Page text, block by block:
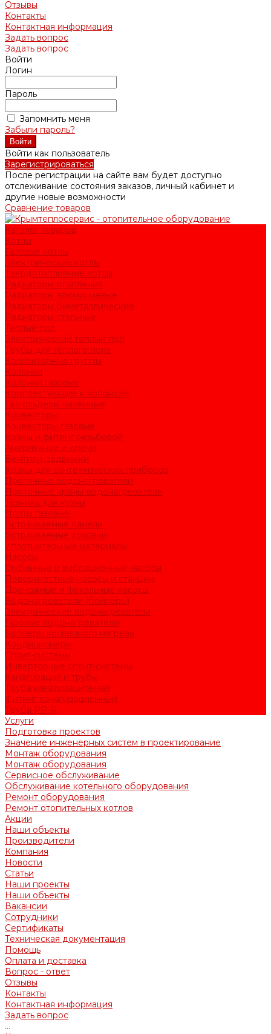
Отзывы
Контакты
Контактная информация
Задать вопрос
Задать вопрос
Войти
Логин
Пароль
Запомнить меня
Забыли пароль?
Войти как пользователь
Зарегистрироваться
После регистрации на сайте вам будет доступно
отслеживание состояния заказов, личный кабинет и
другие новые возможности
Сравнение товаров
Каталог товаров
Котлы
Газовые котлы
Электрические котлы
Твердотопливные котлы
Радиаторы отопления
Радиаторы алюминиевые
Радиаторы биметаллические
Радиаторы стальные
Тёплый пол
Электрический тёплый пол
Трубы для тёплого пола
Коллекторные группы
Колонки
Колонки газовые
Комплектующие к колонкам
Газгольдеры наземные
Конвекторы
Конвекторы газовые
Краны и фитинг резьбовой
Американки и ключи
Вентили, задвижки
Краны для сантехнических приборов
Проточные водонагреватели
Проточные краны-водонагреватели
Техника для кухни
Плиты газовые
Встраиваемые панели
Встраиваемые духовки
Уплотнительные материалы
Насосы
Глубинные и вибрационные насосы
Поверхностные насосы и станции
Дренажные и фекальные насосы
Водонагреватели (бойлеры)
Электрические водонагреватели
Газовые водонагреватели
Бойлеры косвенного нагрева
Кондиционеры
Сплит-системы
Инверторные сплит-системы
Канализация и трубы
Труба канализационная
Фитинг канализационный
Труба PP-R
Услуги
Подготовка проектов
Значение инженерных систем в проектирование
Монтаж оборудования
Монтаж оборудования
Сервисное обслуживание
Обслуживание котельного оборудования
Ремонт оборудования
Ремонт отопительных котлов
Акции
Наши объекты
Производители
Компания
Новости
Статьи
Наши проекты
Наши объекты
Вакансии
Сотрудники
Сертификаты
Техническая документация
Помощь
Оплата и доставка
Вопрос - ответ
Отзывы
Контакты
Контактная информация
Задать вопрос
...